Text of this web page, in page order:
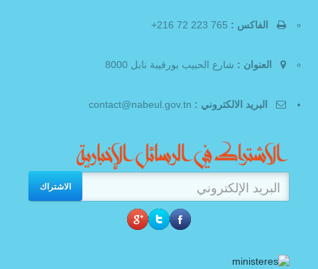
الفاكس :
العنوان : شارع الحبيب بورقيبة نابل 8000
البريد الالكتروني :
الاشتراك